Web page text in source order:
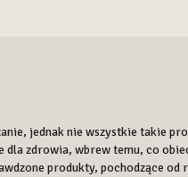
jednak nie wszystkie takie
dla zdrowia, wbrew temu, co
produkty, pochodzące od